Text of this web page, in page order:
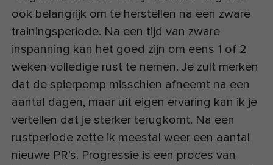
ook belangrijk om te herstellen na een zware
trainingsperiode. Na een tijd van zware
inspanning kan het goed zijn om eens 1 of 2
weken volledige rust te nemen. Je zult merken
dat de spierpomp misschien afneemt na een
aantal dagen, maar uit eigen ervaring kan ik je
vertellen dat je sterker terugkomt. Na een
rustperiode zette ik meestal weer een aantal
nieuwe PR’s. Progressie is een proces van